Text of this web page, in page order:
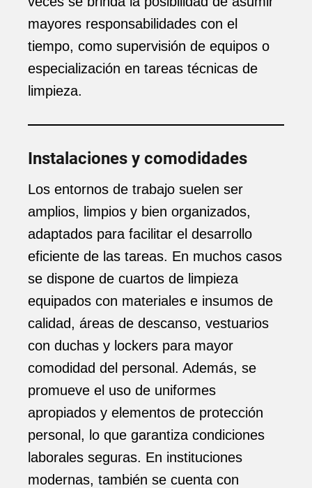
mayores responsabilidades con el
tiempo, como supervisión de equipos o
especialización en tareas técnicas de
limpieza.
Instalaciones y comodidades
Los entornos de trabajo suelen ser
amplios, limpios y bien organizados,
adaptados para facilitar el desarrollo
eficiente de las tareas. En muchos casos
se dispone de cuartos de limpieza
equipados con materiales e insumos de
calidad, áreas de descanso, vestuarios
con duchas y lockers para mayor
comodidad del personal. Además, se
promueve el uso de uniformes
apropiados y elementos de protección
personal, lo que garantiza condiciones
laborales seguras. En instituciones
modernas, también se cuenta con